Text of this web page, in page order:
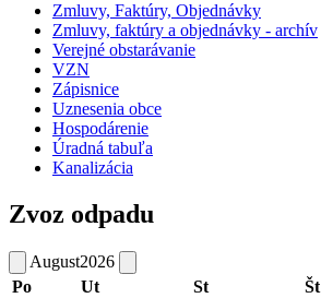
Zmluvy, Faktúry, Objednávky
Zmluvy, faktúry a objednávky - archív
Verejné obstarávanie
VZN
Zápisnice
Uznesenia obce
Hospodárenie
Úradná tabuľa
Kanalizácia
Zvoz odpadu
August2026
Po
Ut St Št